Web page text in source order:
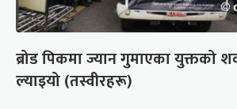
ब्रोड पिकमा ज्यान गुमाएका युक्तको
ल्याइयो (तस्वीरहरू)